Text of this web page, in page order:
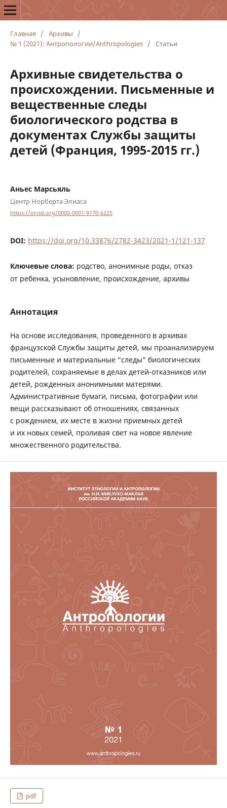
Главная / Архивы
/
№ 1 (2021): Антропологии/Anthropologies / Статьи
Архивные свидетельства о
происхождении. Письменные и
вещественные следы
биологического родства в
документах Службы защиты
детей (Франция, 1995-2015 гг.)
Аньес Марсьяль
Центр Норберта Элиаса
https://orcid.org/0000-0001-9170-6225
DOI: https://doi.org/10.33876/2782-3423/2021-1/121-137
Ключевые слова: родство, анонимные роды, отказ
от ребенка, усыновление, происхождение, архивы
Аннотация
На основе исследования, проведенного в архивах
французской Службы защиты детей, мы проанализируем
письменные и материальные “следы” биологических
родителей, сохраняемые в делах детей-отказников или
детей, рожденных анонимными матерями.
Административные бумаги, письма, фотографии или
вещи рассказывают об отношениях, связанных
с рождением, их месте в жизни приемных детей
и их новых семей, проливая свет на новое явление
множественного родительства.
pdf